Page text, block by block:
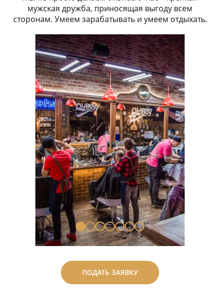
мужская дружба, приносящая выгоду всем
сторонам. Умеем зарабатывать и умеем отдыхать.
ПОДАТЬ ЗАЯВКУ